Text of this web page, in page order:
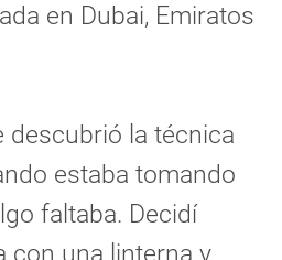
en Dubai, Emiratos
descubrió la técnica
estaba tomando
faltaba. Decidí
con una linterna y